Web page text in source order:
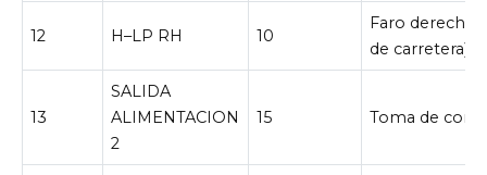
12 H–LP RH 10
Faro derecho
de carretera)
13
SALIDA
ALIMENTACION
2
15 Toma de